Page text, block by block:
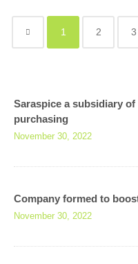
1 2 3
Saraspice a subsidiary
purchasing
November 30, 2022
Company formed to
November 30, 2022